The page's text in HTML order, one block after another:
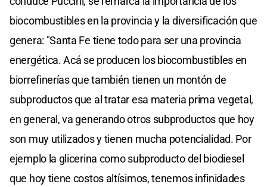
biocombustibles en la provincia y la diversificación que
genera: "Santa Fe tiene todo para ser una provincia
energética. Acá se producen los biocombustibles en
biorrefinerías que también tienen un montón de
subproductos que al tratar esa materia prima vegetal,
en general, va generando otros subproductos que hoy
son muy utilizados y tienen mucha potencialidad. Por
ejemplo la glicerina como subproducto del biodiesel
que hoy tiene costos altísimos, tenemos infinidades